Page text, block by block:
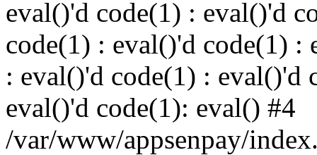
eval()'d code(1) : eval()'d
code(1) : eval()'d code(1) :
: eval()'d code(1) : eval()'d
eval()'d code(1): eval() #4
/var/www/appsenpay/